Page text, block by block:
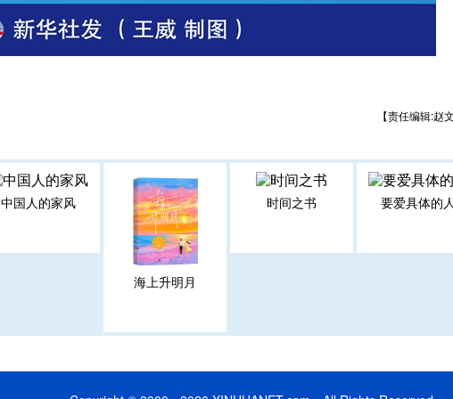
【责任编辑:赵
中国人的家风
海上升明月
时间之书 要爱具体的人